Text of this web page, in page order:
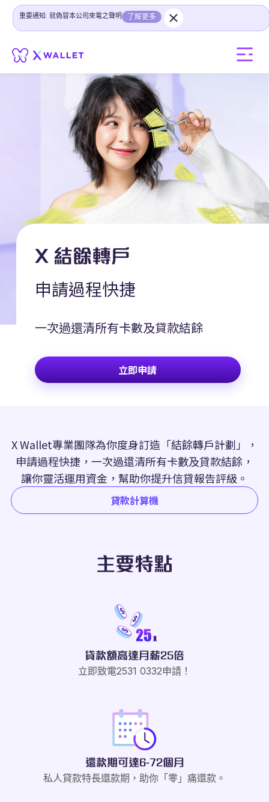
重要通知: 就偽冒本公司來電之聲明 了解更多
X 結餘轉戶
申請過程快捷
一次過還清所有卡數及貸款結餘
立即申請
X Wallet專業團隊為你度身訂造「結餘轉戶計劃」，
申請過程快捷，一次過還清所有卡數及貸款結餘，
讓你靈活運用資金，幫助你提升信貸報告評級。
貸款計算機
主要特點
貸款額高達月薪25倍
立即致電2531 0332申請！
還款期可達6-72個月
私人貸款特長還款期，助你「零」痛還款。